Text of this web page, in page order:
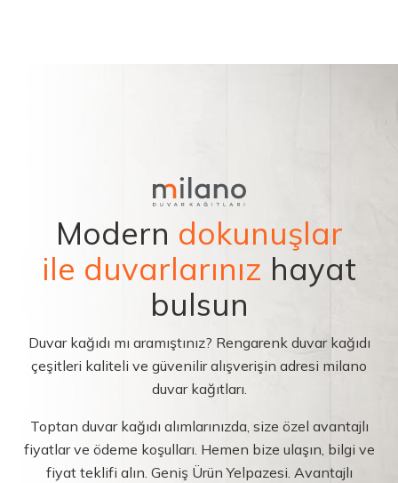
Modern dokunuşlar
ile duvarlarınız hayat
bulsun
Duvar kağıdı mı aramıştınız? Rengarenk duvar kağıdı
çeşitleri kaliteli ve güvenilir alışverişin adresi milano
duvar kağıtları.
Toptan duvar kağıdı alımlarınızda, size özel avantajlı
fiyatlar ve ödeme koşulları. Hemen bize ulaşın, bilgi ve
fiyat teklifi alın. Geniş Ürün Yelpazesi. Avantajlı